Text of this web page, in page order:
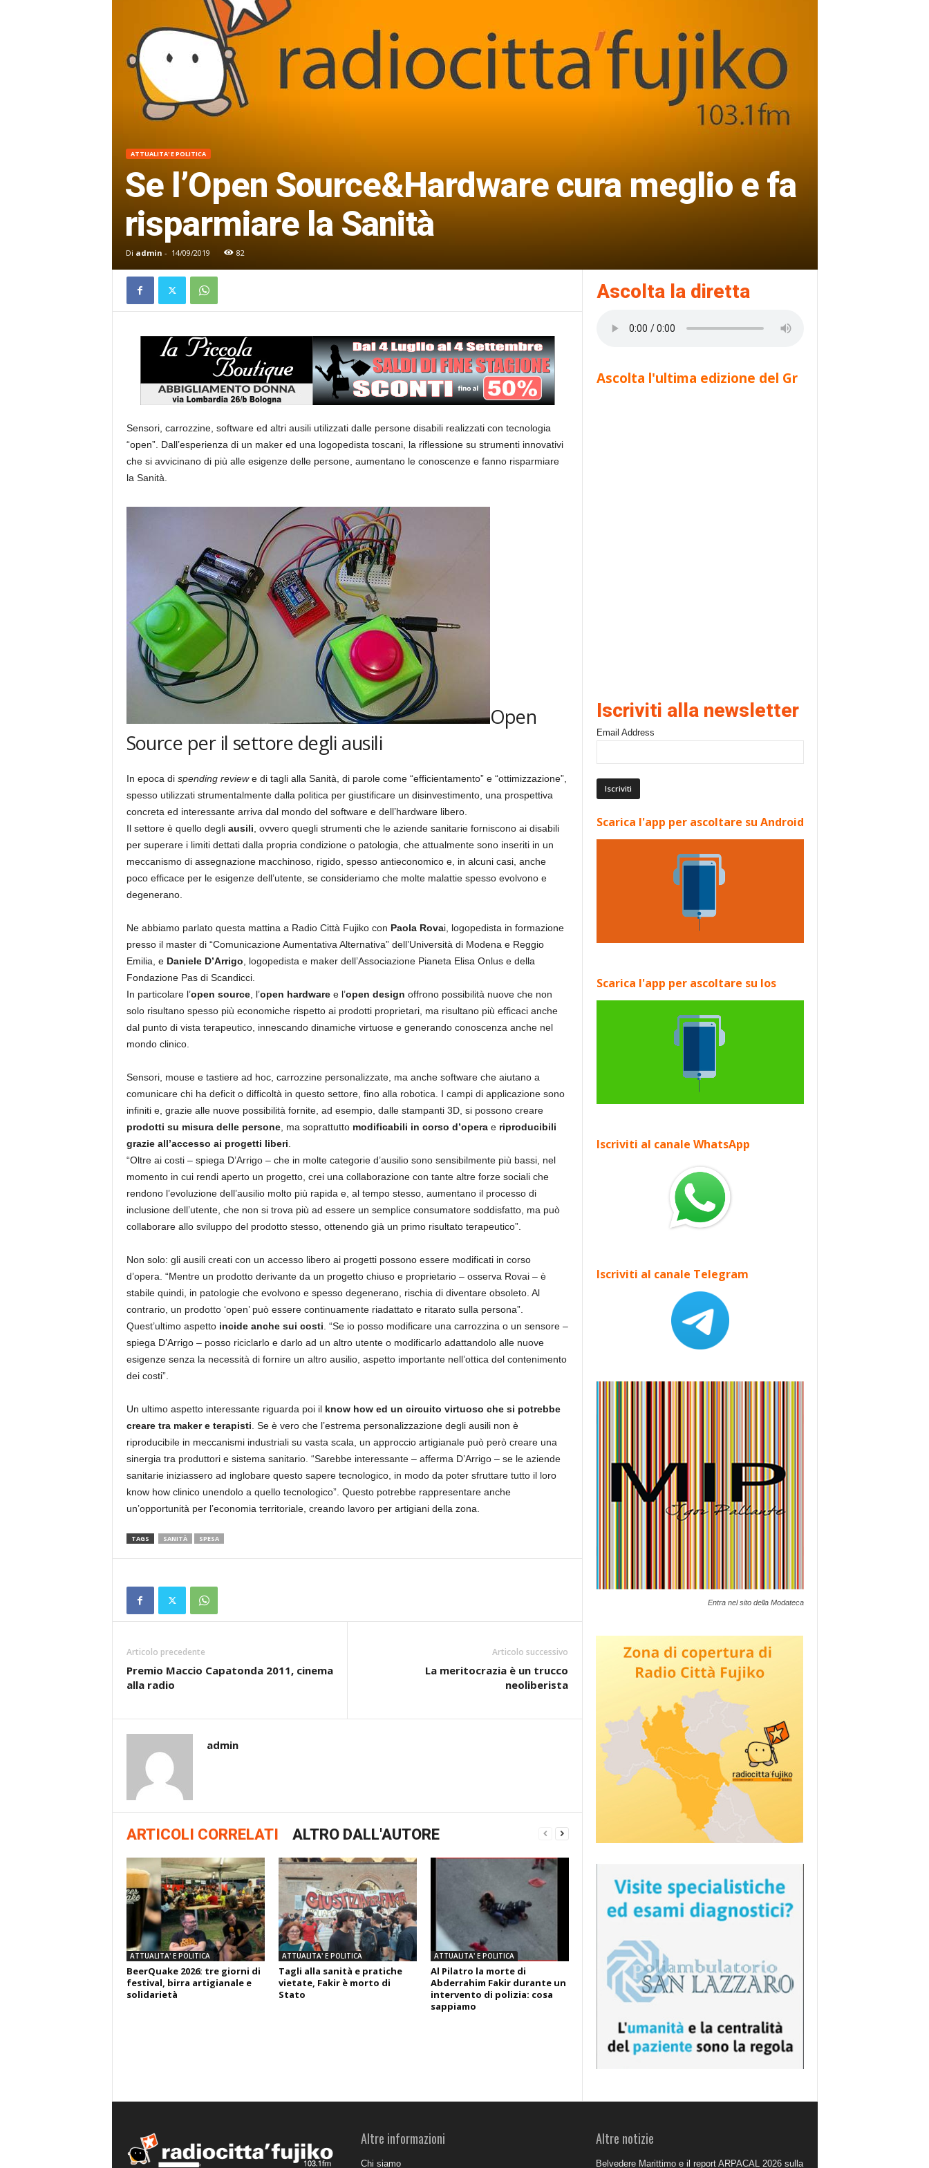
ATTUALITA' E POLITICA
Se l’Open Source&Hardware cura meglio e fa
risparmiare la Sanità
Di admin - 14/09/2019 82
Sensori, carrozzine, software ed altri ausili utilizzati dalle persone disabili realizzati con tecnologia
“open”. Dall’esperienza di un maker ed una logopedista toscani, la riflessione su strumenti innovativi
che si avvicinano di più alle esigenze delle persone, aumentano le conoscenze e fanno risparmiare
la Sanità.
Open
Source per il settore degli ausili
In epoca dispending reviewe di tagli alla Sanità, di parole come “efficientamento” e “ottimizzazione”,
spesso utilizzati strumentalmente dalla politica per giustificare un disinvestimento, una prospettiva
concreta ed interessante arriva dal mondo del software e dell’hardware libero.
Il settore è quello degli ausili , ovvero quegli strumenti che le aziende sanitarie forniscono ai disabili
per superare i limiti dettati dalla propria condizione o patologia, che attualmente sono inseriti in un
meccanismo di assegnazione macchinoso, rigido, spesso antieconomico e, in alcuni casi, anche
poco efficace per le esigenze dell’utente, se consideriamo che molte malattie spesso evolvono e
degenerano.
Ne abbiamo parlato questa mattina a Radio Città Fujiko con Paola Rovai, logopedista in formazione
presso il master di “Comunicazione Aumentativa Alternativa” dell’Università di Modena e Reggio
Emilia, e Daniele D’Arrigo , logopedista e maker dell’Associazione Pianeta Elisa Onlus e della
Fondazione Pas di Scandicci.
In particolare l’open source, l’open hardwaree l’open design offrono possibilità nuove che non
solo risultano spesso più economiche rispetto ai prodotti proprietari, ma risultano più efficaci anche
dal punto di vista terapeutico, innescando dinamiche virtuose e generando conoscenza anche nel
mondo clinico.
Sensori, mouse e tastiere ad hoc, carrozzine personalizzate, ma anche software che aiutano a
comunicare chi ha deficit o difficoltà in questo settore, fino alla robotica. I campi di applicazione sono
infiniti e, grazie alle nuove possibilità fornite, ad esempio, dalle stampanti 3D, si possono creare
prodotti su misura delle persone, ma soprattutto modificabili in corso d’operae riproducibili
grazie all’accesso ai progetti liberi
“Oltre ai costi – spiega D’Arrigo – che in molte categorie d’ausilio sono sensibilmente più bassi, nel
momento in cui rendi aperto un progetto, crei una collaborazione con tante altre forze sociali che
rendono l’evoluzione dell’ausilio molto più rapida e, al tempo stesso, aumentano il processo di
inclusione dell’utente, che non si trova più ad essere un semplice consumatore soddisfatto, ma può
collaborare allo sviluppo del prodotto stesso, ottenendo già un primo risultato terapeutico”.
Non solo: gli ausili creati con un accesso libero ai progetti possono essere modificati in corso
d’opera. “Mentre un prodotto derivante da un progetto chiuso e proprietario – osserva Rovai – è
stabile quindi, in patologie che evolvono e spesso degenerano, rischia di diventare obsoleto. Al
contrario, un prodotto ‘open’ può essere continuamente riadattato e ritarato sulla persona”.
Quest’ultimo aspetto incide anche sui costi . “Se io posso modificare una carrozzina o un sensore –
spiega D’Arrigo – posso riciclarlo e darlo ad un altro utente o modificarlo adattandolo alle nuove
esigenze senza la necessità di fornire un altro ausilio, aspetto importante nell’ottica del contenimento
dei costi”.
Un ultimo aspetto interessante riguarda poi il know how ed un circuito virtuoso che si potrebbe
creare tra maker e terapisti . Se è vero che l’estrema personalizzazione degli ausili non è
riproducibile in meccanismi industriali su vasta scala, un approccio artigianale può però creare una
sinergia tra produttori e sistema sanitario. “Sarebbe interessante – afferma D’Arrigo – se le aziende
sanitarie iniziassero ad inglobare questo sapere tecnologico, in modo da poter sfruttare tutto il loro
know how clinico unendolo a quello tecnologico”. Questo potrebbe rappresentare anche
un’opportunità per l’economia territoriale, creando lavoro per artigiani della zona.
TAGS SANITÀ SPESA
Articolo precedente
Premio Maccio Capatonda 2011, cinema
alla radio
Articolo successivo
La meritocrazia è un trucco
neoliberista
admin
ARTICOLI CORRELATI ALTRO DALL'AUTORE
ATTUALITA' E POLITICA
BeerQuake 2026: tre giorni di
festival, birra artigianale e
solidarietà
ATTUALITA' E POLITICA
Tagli alla sanità e pratiche
vietate, Fakir è morto di
Stato
ATTUALITA' E POLITICA
Al Pilatro la morte di
Abderrahim Fakir durante un
intervento di polizia: cosa
sappiamo
Ascolta la diretta
Ascolta l'ultima edizione del Gr
Iscriviti alla newsletter
Email Address
Scarica l'app per ascoltare su Android
Scarica l'app per ascoltare su Ios
Iscriviti al canale WhatsApp
Iscriviti al canale Telegram
Entra nel sito della Modateca
Altre informazioni
Chi siamo
Altre notizie
Belvedere Marittimo e il report ARPACAL 2026 sulla